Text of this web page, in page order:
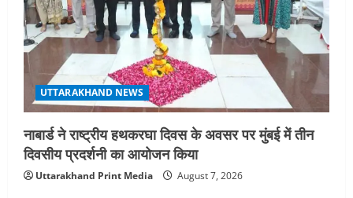
UTTARAKHAND NEWS
नाबार्ड ने राष्ट्रीय हथकरघा दिवस के अवसर पर मुंबई में तीन
दिवसीय प्रदर्शनी का आयोजन किया
Uttarakhand Print Media August 7, 2026